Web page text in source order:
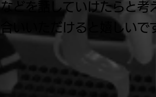
どを話していけたらと考
いいただけると嬉しいで